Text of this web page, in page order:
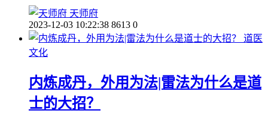
天师府
2023-12-03 10:22:38 8613 0
道医
文化
内炼成丹，外用为法|雷法为什么是道
士的大招？